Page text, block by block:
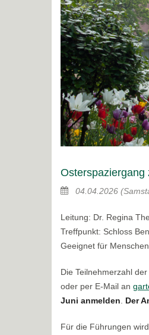
Osterspaziergang
04.04.2026
Leitung: Dr. Regina
Treffpunkt: Schloss
Geeignet für
Die Teilnehmerzahl
oder per E-Mail an
Juni anmelden
Der
Für die Führungen